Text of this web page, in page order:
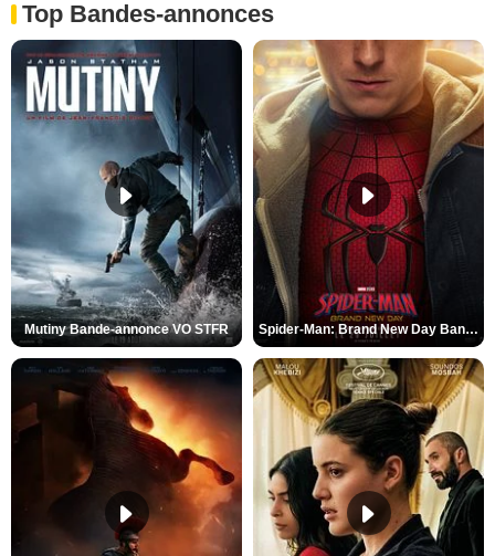
Top Bandes-annonces
Mutiny Bande-annonce VO STFR Spider-Man: Brand New Day Bande-annonce VO STFR